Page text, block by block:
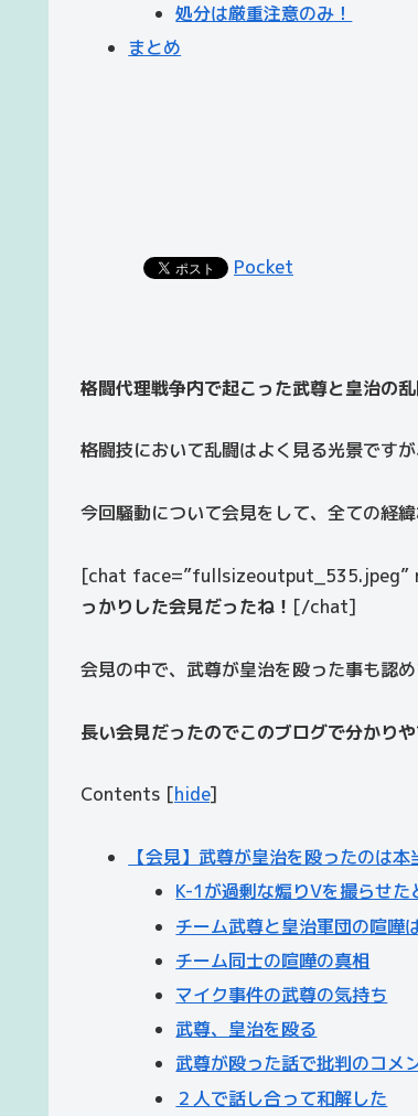
処分は厳重注意のみ！
まとめ
Pocket
格闘代理戦争内で起こった武尊と皇治の乱
格闘技において乱闘はよく見る光景です
今回騒動について会見をして、全ての経緯
[chat face=”fullsizeoutput_535.jpeg”
っかりした会見だったね！ [/chat]
会見の中で、武尊が皇治を殴った事も認め
長い会見だったのでこのブログで分かり
Contents [hide]
【会見】武尊が皇治を殴ったのは
K-1が過剰な煽りVを撮らせた
チーム武尊と皇治軍団の喧嘩
チーム同士の喧嘩の真相
マイク事件の武尊の気持ち
武尊、皇治を殴る
武尊が殴った話で批判のコメ
２人で話し合って和解した